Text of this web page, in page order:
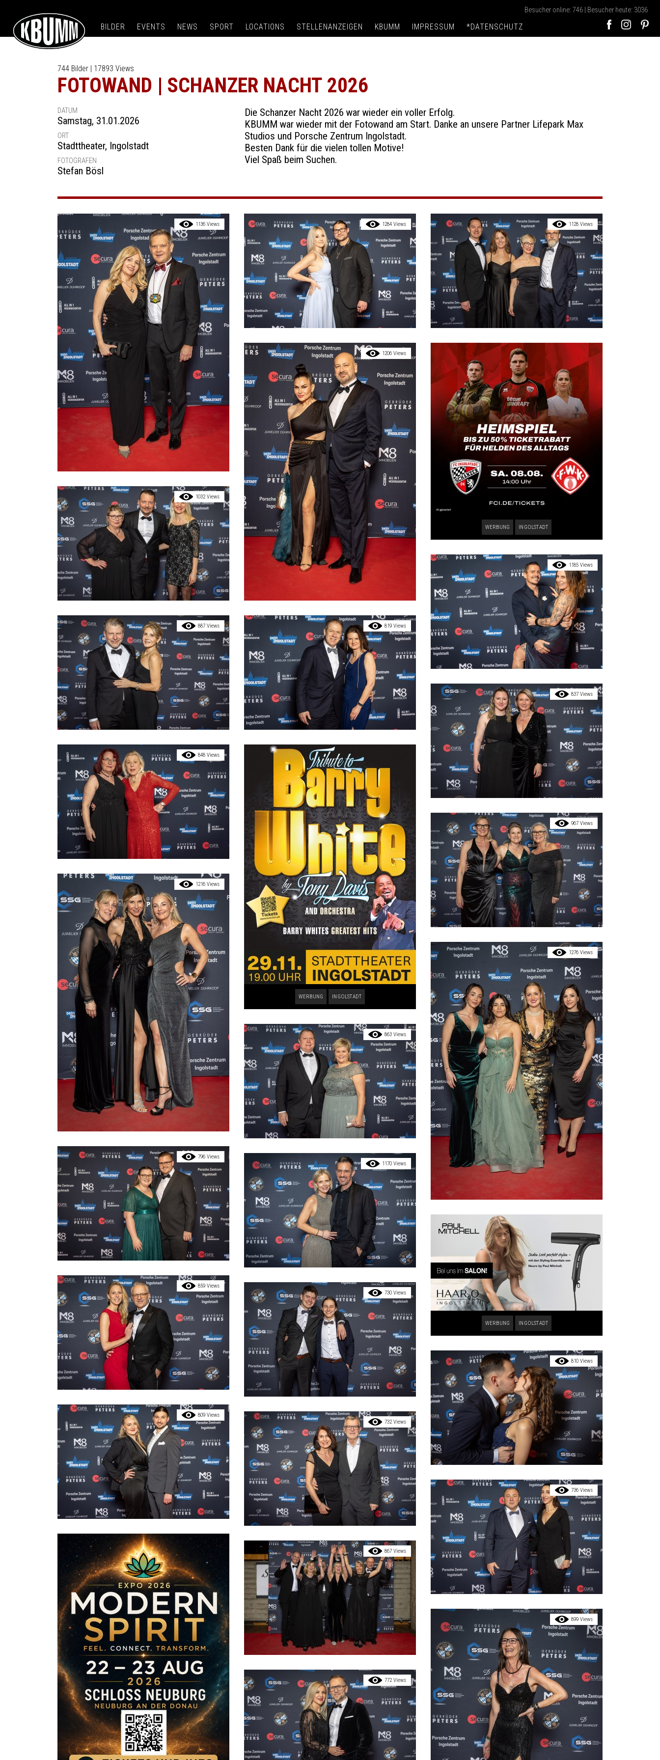
Besucher online: 746 | Besucher heute: 3036
BILDER EVENTS NEWS SPORT LOCATIONS STELLENANZEIGEN KBUMM IMPRESSUM *DATENSCHUTZ
744 Bilder | 17893 Views
FOTOWAND | SCHANZER NACHT 2026
DATUM
Samstag, 31.01.2026
ORT
Stadttheater, Ingolstadt
FOTOGRAFEN
Stefan Bösl
Die Schanzer Nacht 2026 war wieder ein voller Erfolg.
KBUMM war wieder mit der Fotowand am Start. Danke an unsere Partner Lifepark Max
Studios und Porsche Zentrum Ingolstadt.
Besten Dank für die vielen tollen Motive!
Viel Spaß beim Suchen.
1136 Views 1284 Views 1128 Views
1206 Views
WERBUNG INGOLSTADT
1032 Views
1185 Views
887 Views 819 Views
837 Views
848 Views
WERBUNG INGOLSTADT
967 Views
1216 Views
1276 Views
863 Views
796 Views
1170 Views
WERBUNG INGOLSTADT
859 Views
730 Views
810 Views
809 Views
732 Views
736 Views
867 Views
899 Views
772 Views